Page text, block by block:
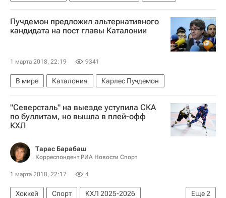
Пучдемон предложил альтернативного
кандидата на пост главы Каталонии
1 марта 2018, 22:19 9341
В мире Каталония Карлес Пучдемон
"Северсталь" на выезде уступила СКА
по буллитам, но вышла в плей-офф
КХЛ
Тарас Барабаш
Корреспондент РИА Новости Спорт
1 марта 2018, 22:17 4
Еще2
Хоккей Спорт
КХЛ 2025-2026